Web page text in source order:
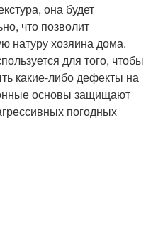
она будет
что позволит
натуру хозяина дома.
для того, чтобы
какие-либо дефекты на
основы защищают
погодных